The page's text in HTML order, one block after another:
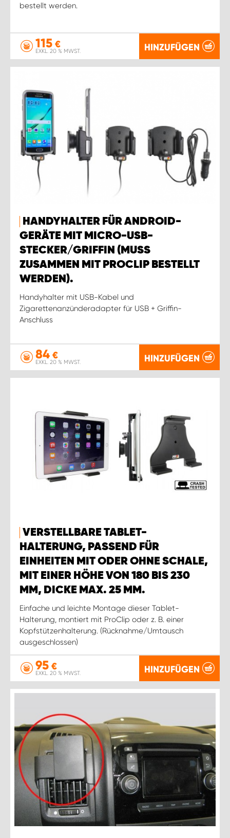
bestellt werden.
115 €
EXKL. 20 % MWST. HINZUFÜGEN
HANDYHALTER FÜR ANDROID-
GERÄTE MIT MICRO-USB-
STECKER/GRIFFIN (MUSS
ZUSAMMEN MIT PROCLIP BESTELLT
WERDEN).
Handyhalter mit USB-Kabel und
Zigarettenanzünderadapter für USB + Griffin-
Anschluss
84 €
EXKL. 20 % MWST. HINZUFÜGEN
VERSTELLBARE TABLET-
HALTERUNG, PASSEND FÜR
EINHEITEN MIT ODER OHNE SCHALE,
MIT EINER HÖHE VON 180 BIS 230
MM, DICKE MAX. 25 MM.
Einfache und leichte Montage dieser Tablet-
Halterung, montiert mit ProClip oder z. B. einer
Kopfstützenhalterung. (Rücknahme/Umtausch
ausgeschlossen)
95 €
EXKL. 20 % MWST. HINZUFÜGEN